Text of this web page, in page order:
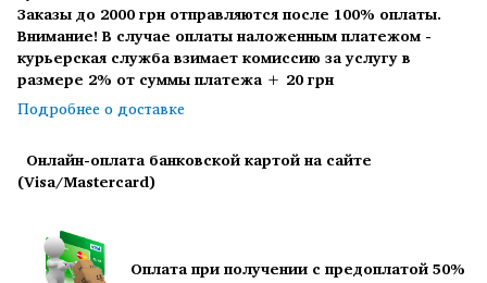
Заказы до 2000 грн отправляются после 100% оплаты.
Внимание! В случае оплаты наложенным платежом -
курьерская служба взимает комиссию за услугу в
размере 2% от суммы платежа + 20 грн
Подробнее о доставке
Онлайн-оплата банковской картой на сайте
(Visa/Mastercard)
Оплата при получении с предоплатой 50%